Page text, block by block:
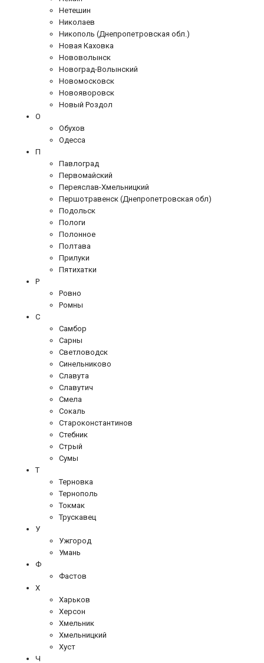
Нетешин
Николаев
Никополь (Днепропетровская обл.)
Новая Каховка
Нововолынск
Новоград-Волынский
Новомосковск
Новояворовск
Новый Роздол
О
Обухов
Одесса
П
Павлоград
Первомайский
Переяслав-Хмельницкий
Першотравенск (Днепропетровская обл)
Подольск
Пологи
Полонное
Полтава
Прилуки
Пятихатки
Р
Ровно
Ромны
С
Самбор
Сарны
Светловодск
Синельниково
Славута
Славутич
Смела
Сокаль
Староконстантинов
Стебник
Стрый
Сумы
Т
Терновка
Тернополь
Токмак
Трускавец
У
Ужгород
Умань
Ф
Фастов
Х
Харьков
Херсон
Хмельник
Хмельницкий
Хуст
Ч